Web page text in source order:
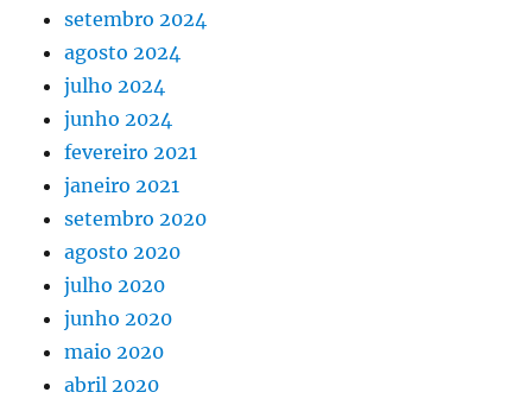
setembro 2024
agosto 2024
julho 2024
junho 2024
fevereiro 2021
janeiro 2021
setembro 2020
agosto 2020
julho 2020
junho 2020
maio 2020
abril 2020